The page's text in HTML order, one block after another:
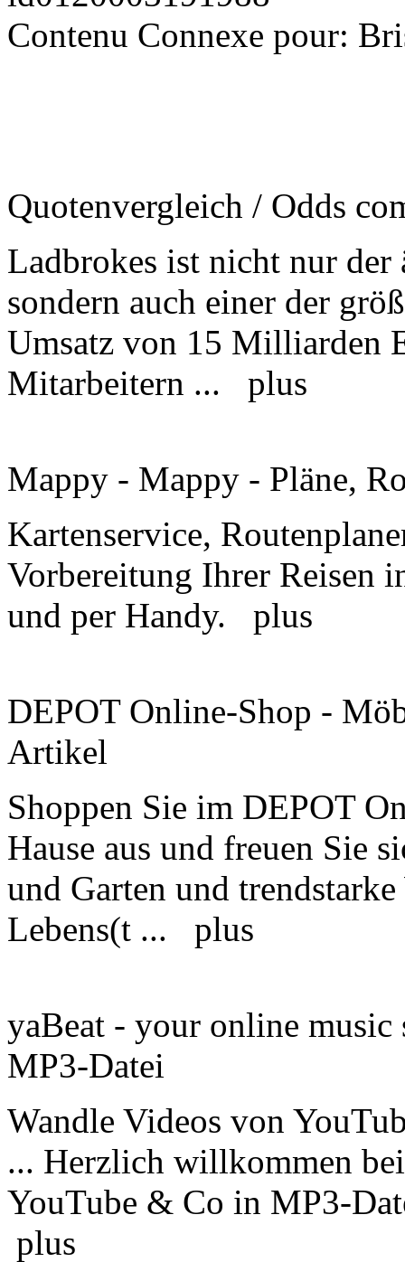
Contenu Connexe pour:
Quotenvergleich / Odds
Ladbrokes ist nicht nur der
sondern auch einer der
Umsatz von 15 Milliarden
Mitarbeitern ...
plus
Mappy - Mappy - Pläne,
Kartenservice,
Vorbereitung Ihrer Reisen
und per Handy.
plus
DEPOT Online-Shop -
Artikel
Shoppen Sie im DEPOT
Hause aus und freuen Sie
und Garten und
Lebens(t ...
plus
yaBeat - your online
MP3-Datei
Wandle Videos von
... Herzlich willkommen
YouTube & Co in MP3-
plus